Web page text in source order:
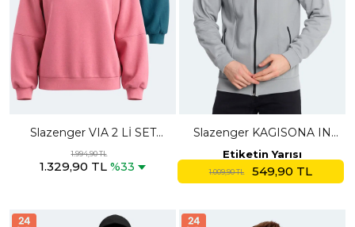
Slazenger VIA 2 Lİ SET
Kadın Oversıze Petrol - Gül
Sweatshırt
1.994,90 TL
1.329,90 TL %33
Slazenger KAGISONA IN
Erkek Fermuarlı Dik Yaka
Cepli Gri Sweatshırt
Etiketin Yarısı
1.009,90 TL 549,90 TL